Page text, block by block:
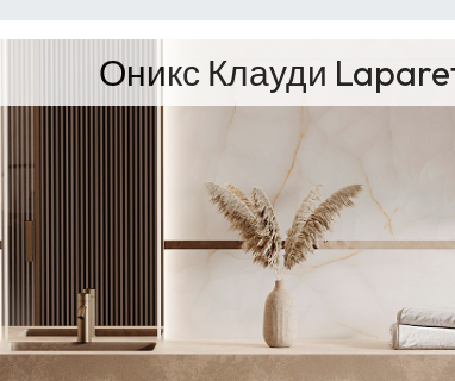
Оникс Клауди